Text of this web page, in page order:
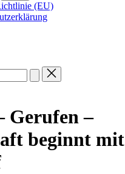
(EU)
Gerufen –
beginnt mit